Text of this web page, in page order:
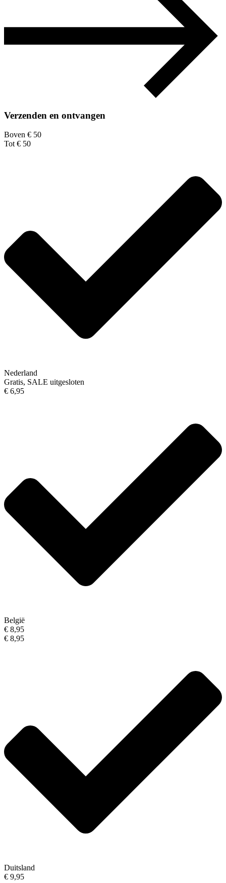
Verzenden en ontvangen
Boven € 50
Tot € 50
Nederland
Gratis, SALE uitgesloten
€ 6,95
België
€ 8,95
€ 8,95
Duitsland
€ 9,95